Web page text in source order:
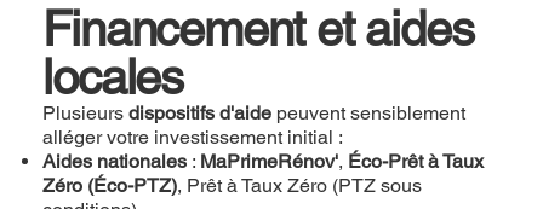
Financement et aides
locales
Plusieursdispositifs d'aide peuvent sensiblement
alléger votre investissement initial :
Aides nationales : MaPrimeRénov', Éco-Prêt à Taux
Zéro (Éco-PTZ), Prêt à Taux Zéro (PTZ sous